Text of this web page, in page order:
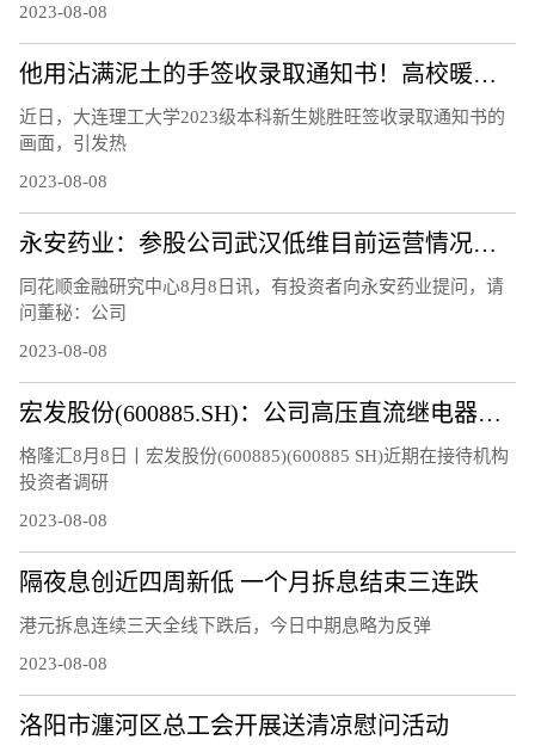
2023-08-08
他用沾满泥土的手签收录取通知书！高校暖心回应
近日，大连理工大学2023级本科新生姚胜旺签收录取通知书的
画面，引发热
2023-08-08
永安药业：参股公司武汉低维目前运营情况正常，研制的石墨烯材料等相关产品正处于市场推广阶段
同花顺金融研究中心8月8日讯，有投资者向永安药业提问，请
问董秘：公司
2023-08-08
宏发股份(600885.SH)：公司高压直流继电器继续保持快速增长
格隆汇8月8日丨宏发股份(600885)(600885 SH)近期在接待机构
投资者调研
2023-08-08
隔夜息创近四周新低 一个月拆息结束三连跌
港元拆息连续三天全线下跌后，今日中期息略为反弹
2023-08-08
洛阳市瀍河区总工会开展送清凉慰问活动